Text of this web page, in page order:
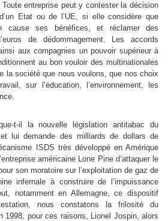
entreprise peut y contester la décision
Etat ou de l’UE, si elle considère que
cause ses bénéfices, et réclamer des
de dédommagement. Les accords
aux compagnies un pouvoir supérieur à
au bon vouloir des multinationales
la société que nous voulons, que nos choix
sur l’éducation, l’environnement, les
t-il la nouvelle législation antitabac du
et lui demande des milliards de dollars de
ISDS très développé en Amérique
américaine Lone Pine d’attaquer le
son moratoire sur l’exploitation de gaz de
infernale à construire de l’impuissance
notamment en Allemagne, ce dispositif
nous constatons la frilosité du
1998, pour ces raisons, Lionel Jospin, alors